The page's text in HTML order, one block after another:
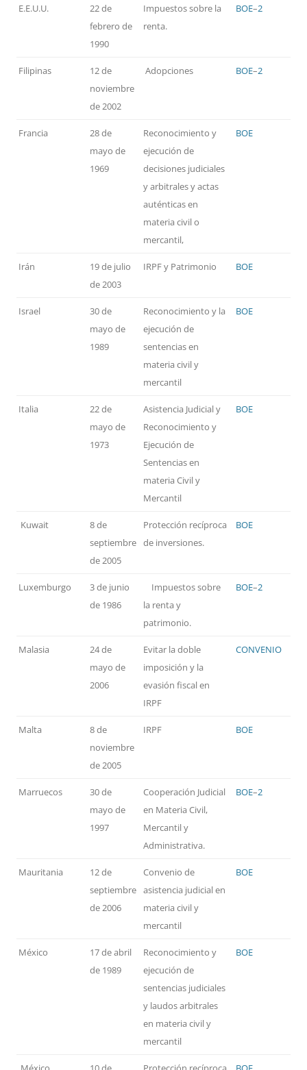
E.E.U.U.
22 de
febrero de
1990
Impuestos sobre la
renta.
BOE–2
Filipinas
12 de
noviembre
de 2002
Adopciones BOE–2
Francia
28 de
mayo de
1969
Reconocimiento y
ejecución de
decisiones judiciales
y arbitrales y actas
auténticas en
materia civil o
mercantil,
BOE
Irán
19 de julio
de 2003
IRPF y Patrimonio BOE
Israel
30 de
mayo de
1989
Reconocimiento y la
ejecución de
sentencias en
materia civil y
mercantil
BOE
Italia
22 de
mayo de
1973
Asistencia Judicial y
Reconocimiento y
Ejecución de
Sentencias en
materia Civil y
Mercantil
BOE
Kuwait
8 de
septiembre
de 2005
Protección recíproca
de inversiones.
BOE
Luxemburgo
3 de junio
de 1986
Impuestos sobre
la renta y
patrimonio.
BOE–2
Malasia
24 de
mayo de
2006
Evitar la doble
imposición y la
evasión fiscal en
IRPF
CONVENIO
Malta
8 de
noviembre
de 2005
IRPF BOE
Marruecos
30 de
mayo de
1997
Cooperación Judicial
en Materia Civil,
Mercantil y
Administrativa.
BOE–2
Mauritania
12 de
septiembre
de 2006
Convenio de
asistencia judicial en
materia civil y
mercantil
BOE
México
17 de abril
de 1989
Reconocimiento y
ejecución de
sentencias judiciales
y laudos arbitrales
en materia civil y
mercantil
BOE